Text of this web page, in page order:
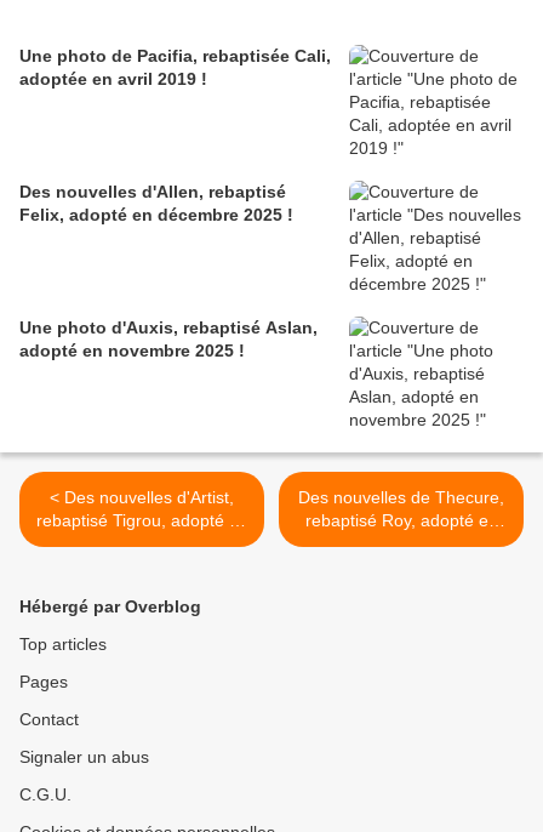
Une photo de Pacifia, rebaptisée Cali,
adoptée en avril 2019 !
Des nouvelles d'Allen, rebaptisé
Felix, adopté en décembre 2025 !
Une photo d'Auxis, rebaptisé Aslan,
adopté en novembre 2025 !
< Des nouvelles d'Artist,
rebaptisé Tigrou, adopté en
avril 2025 !
Des nouvelles de Thecure,
rebaptisé Roy, adopté en
août 2022 ! >
Hébergé par Overblog
Top articles
Pages
Contact
Signaler un abus
C.G.U.